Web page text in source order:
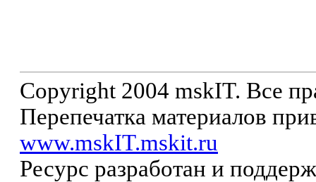
Copyright 2004 mskIT. Все
Перепечатка материалов
www.mskIT.mskit.ru
Ресурс разработан и